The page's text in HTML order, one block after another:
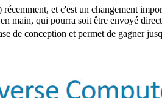
récemment, et c'est un changement
main, qui pourra soit être envoyé
de conception et permet de gagner